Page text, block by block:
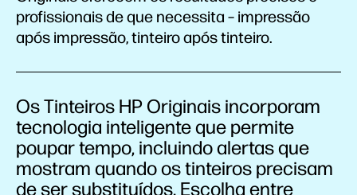
profissionais de que necessita – impressão
após impressão, tinteiro após tinteiro.
Os Tinteiros HP Originais incorporam
tecnologia inteligente que permite
poupar tempo, incluindo alertas que
mostram quando os tinteiros precisam
de ser substituídos. Escolha entre